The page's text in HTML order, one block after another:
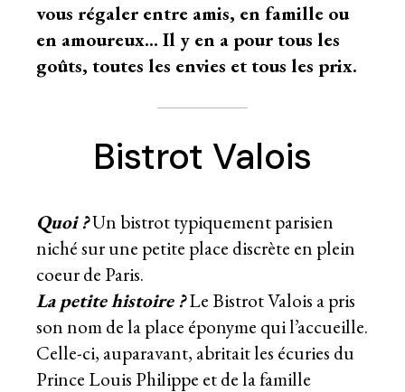
vous régaler entre amis, en famille ou
en amoureux… Il y en a pour tous les
goûts, toutes les envies et tous les prix.
Bistrot Valois
Quoi ?Un bistrot typiquement parisien
niché sur une petite place discrète en plein
coeur de Paris.
La petite histoire ?Le Bistrot Valois a pris
son nom de la place éponyme qui l’accueille.
Celle-ci, auparavant, abritait les écuries du
Prince Louis Philippe et de la famille